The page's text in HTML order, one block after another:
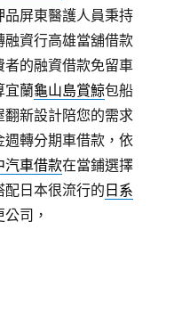
屏東醫護人員秉持
融資行高雄當舖借款
者的融資借款免留車
宜蘭龜山島賞鯨包船
新設計陪您的需求
週轉分期車借款，依
汽車借款在當鋪選擇
日本很流行的 日系
司，